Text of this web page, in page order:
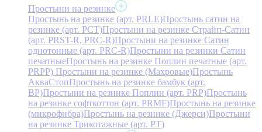
Простыни на резинке
Простынь на резинке (арт. PRLE)Простынь сатин на
резинке (арт. PCT)Простыни на резинке Страйп-Сатин
(арт. PRST-R, PRC-R)Простыни на резинке Сатин
однотонные (арт. PRC-R)Простыни на резинки Сатин
печатныеПростынь на резинке Поплин печатные (арт.
PRPP) Простыни на резинке (Махровые)Простынь
АкваСтопПростынь на резинке бамбук (арт.
BP)Простыни на резинке Поплин (арт. PRP)Простынь
на резинке софткоттон (арт. PRMF)Простынь на резинке
(микрофибра)Простынь на резинке (Джерси)Простыни
на резинке Трикотажные (арт. РТ)